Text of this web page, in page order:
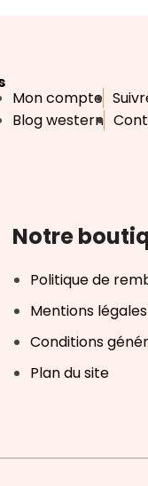
Mon compte
Blog western
Notre
Politique de
Mentions légales
Conditions
Plan du site